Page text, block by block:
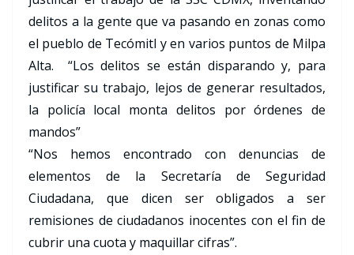
delitos a la gente que va pasando en zonas como
el pueblo de Tecómitl y en varios puntos de Milpa
Alta. “Los delitos se están disparando y, para
justificar su trabajo, lejos de generar resultados,
la policía local monta delitos por órdenes de
mandos”
“Nos hemos encontrado con denuncias de
elementos de la Secretaría de Seguridad
Ciudadana, que dicen ser obligados a ser
remisiones de ciudadanos inocentes con el fin de
cubrir una cuota y maquillar cifras”.